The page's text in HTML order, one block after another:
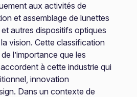
aux activités de
et assemblage de lunettes
autres dispositifs optiques
vision. Cette classification
l’importance que les
à cette industrie qui
innovation
Dans un contexte de